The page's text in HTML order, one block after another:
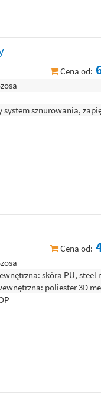
Cena od:
system sznurowania,
Cena od:
skóra PU, steel
poliester 3D